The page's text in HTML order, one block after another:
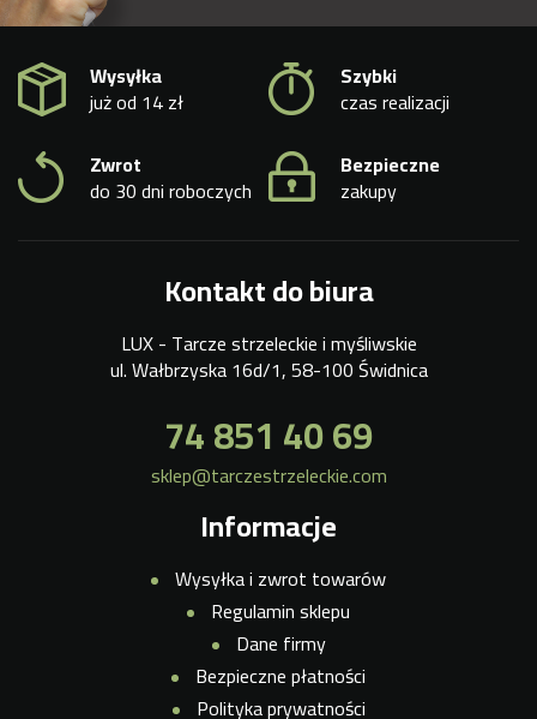
Wysyłka
już od 14 zł
Szybki
czas realizacji
Zwrot
do 30 dni roboczych
Bezpieczne
zakupy
Kontakt do biura
LUX - Tarcze strzeleckie i myśliwskie
ul. Wałbrzyska 16d/1, 58-100 Świdnica
74 851 40 69
sklep@tarczestrzeleckie.com
Informacje
Wysyłka i zwrot towarów
Regulamin sklepu
Dane firmy
Bezpieczne płatności
Polityka prywatności